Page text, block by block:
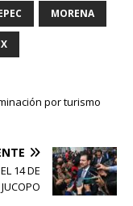
MORENA
por turismo
14 DE